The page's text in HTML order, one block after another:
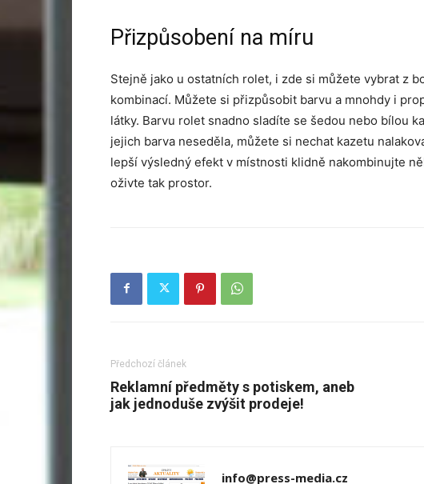
Přizpůsobení na míru
Stejně jako u ostatních rolet, i zde si můžete vybrat z
kombinací. Můžete si přizpůsobit barvu a mnohdy i
látky. Barvu rolet snadno sladíte se šedou nebo bílou
jejich barva neseděla, můžete si nechat kazetu
lepší výsledný efekt v místnosti klidně nakombinujte
oživte tak prostor.
Předchozí článek
Reklamní předměty s potiskem, aneb
jak jednoduše zvýšit prodeje!
info@press-media.cz